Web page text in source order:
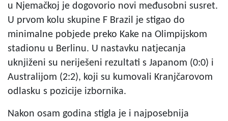
u Njemačkoj je dogovorio novi međusobni susret.
U prvom kolu skupine F Brazil je stigao do
minimalne pobjede preko Kake na Olimpijskom
stadionu u Berlinu. U nastavku natjecanja
uknjiženi su neriješeni rezultati s Japanom (0:0) i
Australijom (2:2), koji su kumovali Kranjčarovom
odlasku s pozicije izbornika.
Nakon osam godina stigla je i najposebnija